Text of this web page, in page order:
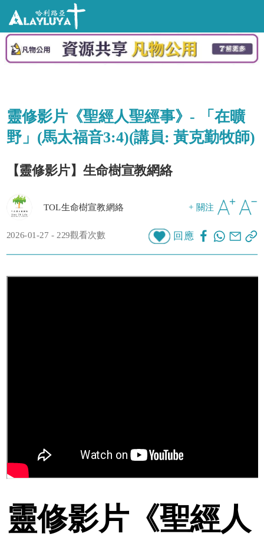
靈修影片《聖經人聖經事》- 「在曠
野」(馬太福音3:4)(講員: 黃克勤牧師)
【靈修影片】生命樹宣教網絡
+ 關注
TOL生命樹宣教網絡
2026-01-27 - 229觀看次數 回應
靈修影片《聖經人